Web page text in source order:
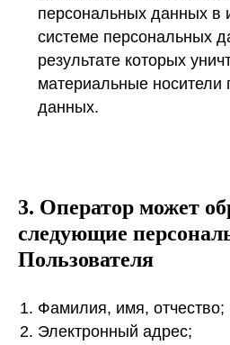
персональных данных в
системе персональных
результате которых
материальные носители
данных.
3. Оператор может
следующие
Пользователя
Фамилия, имя, отчество;
Электронный адрес;